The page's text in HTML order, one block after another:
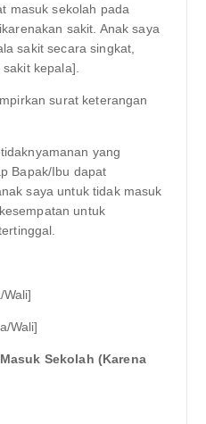
masuk sekolah pada
sakit. Anak saya
sakit secara singkat,
kepala].
surat keterangan
yang
Bapak/Ibu dapat
saya untuk tidak masuk
untuk
Wali]
Sekolah (Karena